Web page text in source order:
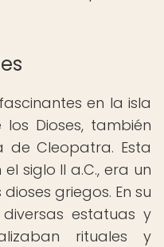
en la isla
Dioses, también
Cleopatra. Esta
siglo II a.C., era un
griegos. En su
estatuas y
rituales y